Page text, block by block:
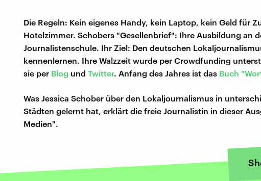
Die Regeln: Kein eigenes Handy, kein Laptop, kein Geld für
Hotelzimmer. Schobers "Gesellenbrief": Ihre Ausbildung an
Journalistenschule. Ihr Ziel: Den deutschen
kennenlernen. Ihre Walzzeit wurde per Crowdfunding
sie per Blog und Twitter. Anfang des Jahres ist das Buch
Was Jessica Schober über den Lokaljournalismus in
Städten gelernt hat, erklärt die freie Journalistin in dieser
Medien".